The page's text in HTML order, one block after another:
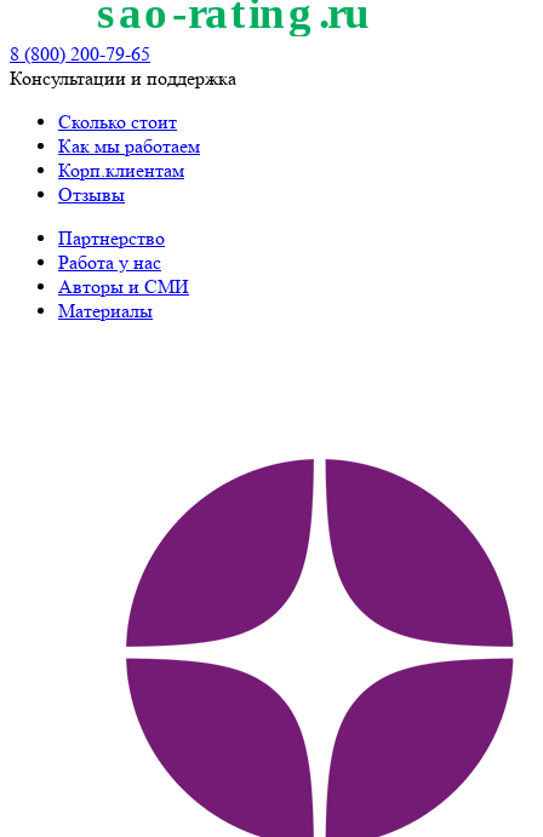
8 (800) 200-79-65
Консультации и поддержка
Сколько стоит
Как мы работаем
Корп.клиентам
Отзывы
Партнерство
Работа у нас
Авторы и СМИ
Материалы